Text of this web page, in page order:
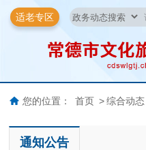
适老专区
您的位置： 首页 > 综合动态
通知公告